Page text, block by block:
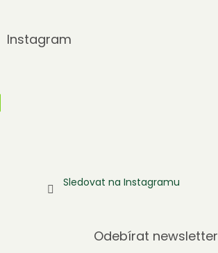
Instagram
Sledovat na Instagramu
Odebírat newsletter